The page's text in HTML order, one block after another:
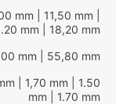
mm | 11,50 mm
mm | 18,20 mm
mm | 55,80 mm
| 1,70 mm | 1.50
mm | 1.70 mm